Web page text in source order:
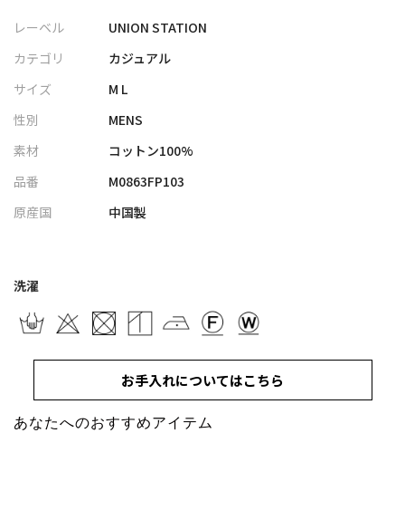
ホワイトデニムを採用
・2タック入りで腰回りに程よくゆとりを持たせた、リラックス感
・裾に向かって自然に細くなるテーパードラインで、ラフすぎず
すっきりとした印象に
・ウエストはゴム＋ドローコード仕様で、ストレスフリーな快適
・バック脇にはスマートフォン収納に便利な専用ポケットを配置
し、実用性もプラス
■コーディネート提案
・シンプルなTシャツと合わせて、抜け感のある大人カジュアルス
タイルに
・シャツやポロ合わせで、クリーンなキレイめカジュアルにもお
・ホワイトデニムは淡色アイテムと合わせて、爽やかな春夏コー
デに
レーベル
UNION STATION
カテゴリ
カジュアル
サイズ
M L
性別
MENS
素材
コットン100%
品番
M0863FP103
原産国
中国製
洗濯
お手入れについてはこちら
あなたへのおすすめアイテム